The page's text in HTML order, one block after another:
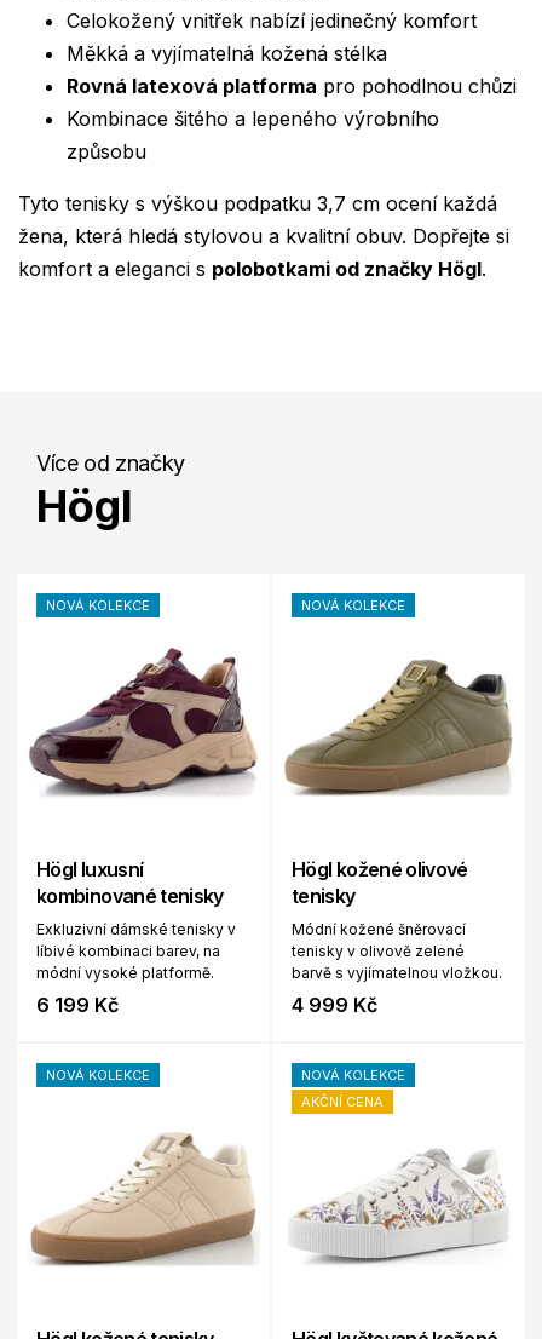
Celokožený vnitřek nabízí jedinečný komfort
Měkká a vyjímatelná kožená stélka
Rovná latexová platforma pro pohodlnou chůzi
Kombinace šitého a lepeného výrobního
způsobu
Tyto tenisky s výškou podpatku 3,7 cm ocení každá
žena, která hledá stylovou a kvalitní obuv. Dopřejte si
komfort a eleganci s polobotkami od značky Högl.
Více od značky
Högl
NOVÁ KOLEKCE
Högl luxusní
kombinované tenisky
Exkluzivní dámské tenisky v
líbivé kombinaci barev, na
módní vysoké platformě.
6 199 Kč
NOVÁ KOLEKCE
Högl kožené olivové
tenisky
Módní kožené šněrovací
tenisky v olivově zelené
barvě s vyjímatelnou vložkou.
4 999 Kč
NOVÁ KOLEKCE
NOVÁ KOLEKCE
AKČNÍ CENA